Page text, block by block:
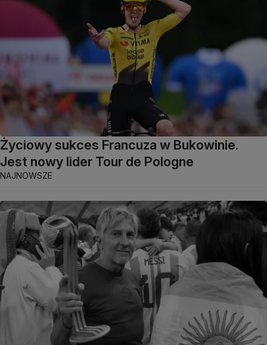
Życiowy sukces Francuza w Bukowinie.
Jest nowy lider Tour de Pologne
NAJNOWSZE